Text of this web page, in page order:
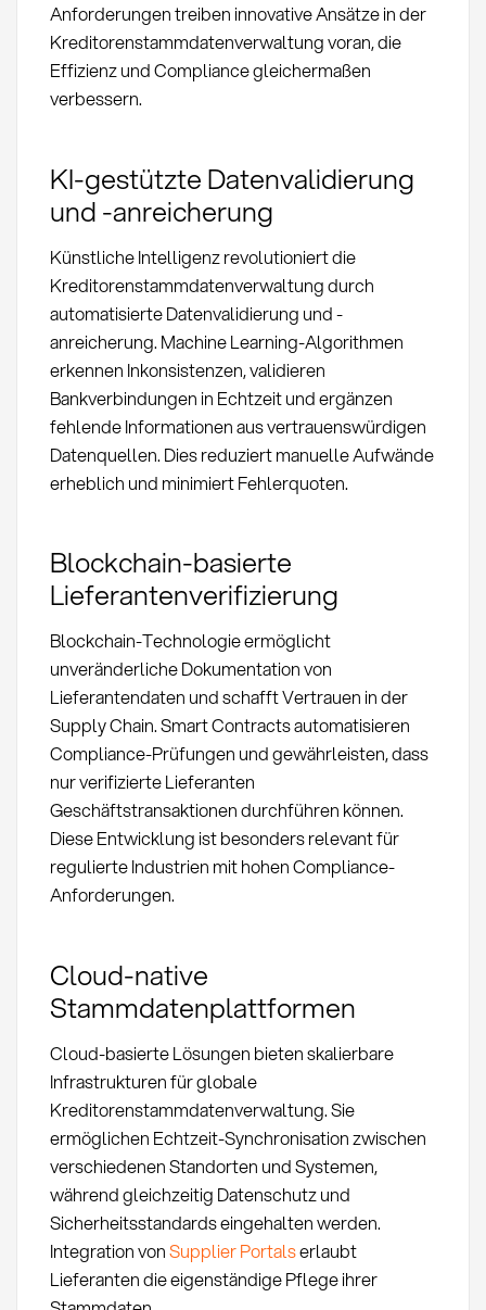
Anforderungen treiben innovative Ansätze in der
Kreditorenstammdatenverwaltung voran, die
Effizienz und Compliance gleichermaßen
verbessern.
KI-gestützte Datenvalidierung
und -anreicherung
Künstliche Intelligenz revolutioniert die
Kreditorenstammdatenverwaltung durch
automatisierte Datenvalidierung und -
anreicherung. Machine Learning-Algorithmen
erkennen Inkonsistenzen, validieren
Bankverbindungen in Echtzeit und ergänzen
fehlende Informationen aus vertrauenswürdigen
Datenquellen. Dies reduziert manuelle Aufwände
erheblich und minimiert Fehlerquoten.
Blockchain-basierte
Lieferantenverifizierung
Blockchain-Technologie ermöglicht
unveränderliche Dokumentation von
Lieferantendaten und schafft Vertrauen in der
Supply Chain. Smart Contracts automatisieren
Compliance-Prüfungen und gewährleisten, dass
nur verifizierte Lieferanten
Geschäftstransaktionen durchführen können.
Diese Entwicklung ist besonders relevant für
regulierte Industrien mit hohen Compliance-
Anforderungen.
Cloud-native
Stammdatenplattformen
Cloud-basierte Lösungen bieten skalierbare
Infrastrukturen für globale
Kreditorenstammdatenverwaltung. Sie
ermöglichen Echtzeit-Synchronisation zwischen
verschiedenen Standorten und Systemen,
während gleichzeitig Datenschutz und
Sicherheitsstandards eingehalten werden.
Integration vonSupplier Portalserlaubt
Lieferanten die eigenständige Pflege ihrer